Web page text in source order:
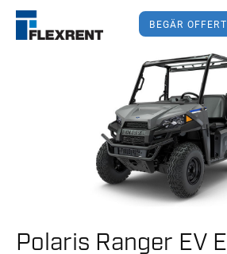
BEGÄR OFFERT
Polaris Ranger EV E